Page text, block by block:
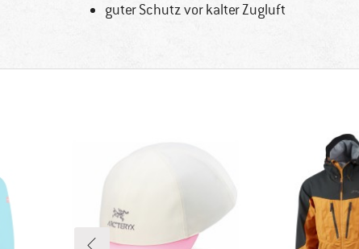
guter Schutz vor kalter Zugluft